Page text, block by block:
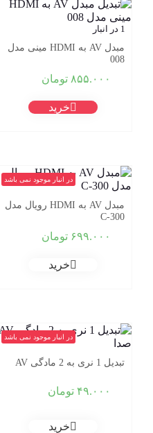
1 در انبار
مبدل AV به HDMI مینی مدل
008
۸۵۵.۰۰۰ تومان
خرید
در انبار موجود نمی باشد
مبدل AV به HDMI رویال مدل
C-300
۶۹۹.۰۰۰ تومان
خرید
در انبار موجود نمی باشد
تبدیل 1 نری به 2 مادگی AV
۴۹.۰۰۰ تومان
خرید